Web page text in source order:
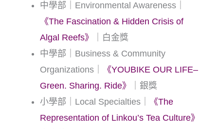
中學部｜Environmental Awareness｜
《The Fascination & Hidden Crisis of
Algal Reefs》
｜白金獎
中學部｜Business & Community
Organizations｜
《YOUBIKE OUR LIFE–
Green. Sharing. Ride》
｜銀獎
小學部｜Local Specialties｜
《The
Representation of Linkou’s Tea Culture》